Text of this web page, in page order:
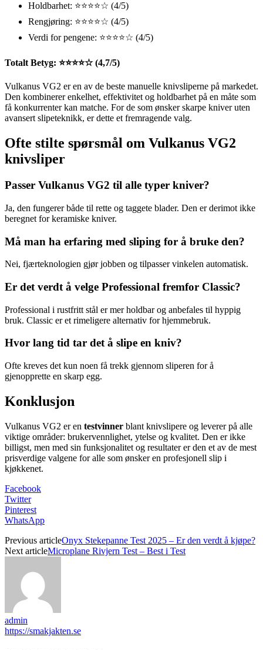
Holdbarhet: ⭐⭐⭐⭐☆ (4/5)
Rengjøring: ⭐⭐⭐⭐☆ (4/5)
Verdi for pengene: ⭐⭐⭐⭐☆ (4/5)
Totalt Betyg: ⭐⭐⭐⭐☆ (4,7/5)
Vulkanus VG2 er en av de beste manuelle knivsliperne på markedet.
Den kombinerer enkelhet, effektivitet og holdbarhet på en måte som
få konkurrenter kan matche. For de som ønsker skarpe kniver uten
avansert slipeteknikk, er dette et fremragende valg.
Ofte stilte spørsmål om Vulkanus VG2
knivsliper
Passer Vulkanus VG2 til alle typer kniver?
Ja, den fungerer både til rette og taggete blader. Den er derimot ikke
beregnet for keramiske kniver.
Må man ha erfaring med sliping for å bruke den?
Nei, fjærteknologien gjør jobben og tilpasser vinkelen automatisk.
Er det verdt å velge Professional fremfor Classic?
Professional i rustfritt stål er mer holdbar og anbefales til hyppig
bruk. Classic er et rimeligere alternativ for hjemmebruk.
Hvor lang tid tar det å slipe en kniv?
Ofte kreves det kun noen få trekk gjennom sliperen for å
gjenopprette en skarp egg.
Konklusjon
Vulkanus VG2 er en testvinner blant knivslipere og leverer på alle
viktige områder: brukervennlighet, ytelse og kvalitet. Den er ikke
billigst, men med sin funksjonalitet og resultater er den et av de mest
prisverdige valgene for alle som ønsker en profesjonell slip i
kjøkkenet.
Facebook
Twitter
Pinterest
WhatsApp
Previous articleOnyx Stekepanne Test 2025 – Er den verdt å kjøpe?
Next articleMicroplane Rivjern Test – Best i Test
admin
https://smakjakten.se